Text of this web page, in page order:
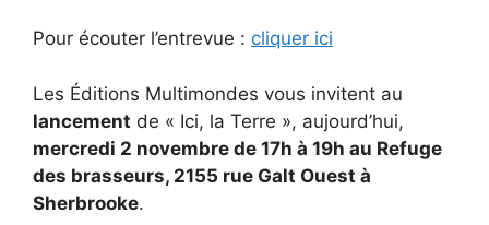
Pour écouter l’entrevue : cliquer ici
Les Éditions Multimondes vous invitent au
lancement de « Ici, la Terre », aujourd’hui,
mercredi 2 novembre de 17h à 19h au Refuge
des brasseurs, 2155 rue Galt Ouest à
Sherbrooke.